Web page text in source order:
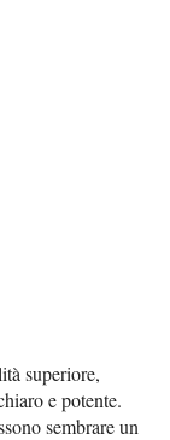
superiore,
e potente.
sembrare un